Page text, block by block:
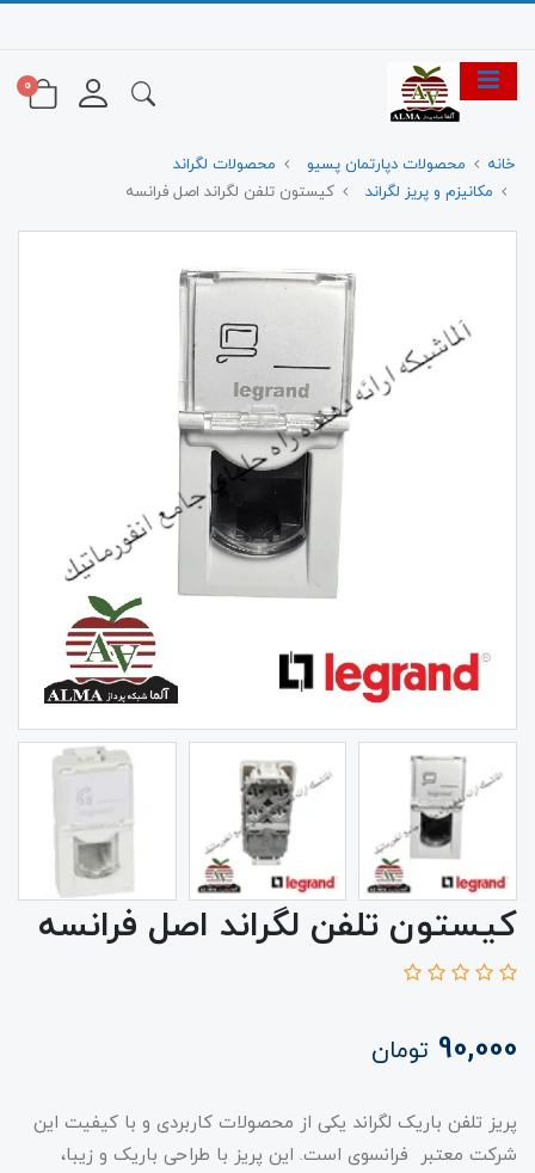
0
خانه محصولات دپارتمان پسیو
محصولات لگراند
مکانیزم و پریز لگراند
کیستون تلفن لگراند اصل فرانسه
کیستون تلفن لگراند اصل فرانسه
90,000 تومان
پریز تلفن باریک لگراند یکی از محصولات کاربردی و با کیفیت این
شرکت معتبر فرانسوی است. این پریز با طراحی باریک و زیبا،